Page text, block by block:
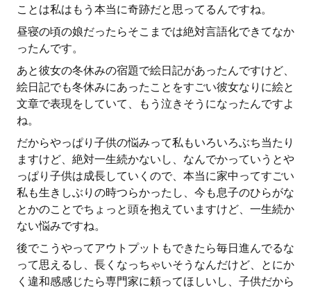
ことは私はもう本当に奇跡だと思ってるんですね。
昼寝の頃の娘だったらそこまでは絶対言語化できてなか
ったんです。
あと彼女の冬休みの宿題で絵日記があったんですけど、
絵日記でも冬休みにあったことをすごい彼女なりに絵と
文章で表現をしていて、もう泣きそうになったんですよ
ね。
だからやっぱり子供の悩みって私もいろいろぶち当たり
ますけど、絶対一生続かないし、なんでかっていうとや
っぱり子供は成長していくので、本当に家中ってすごい
私も生きしぶりの時つらかったし、今も息子のひらがな
とかのことでちょっと頭を抱えていますけど、一生続か
ない悩みですね。
後でこうやってアウトプットもできたら毎日進んでるな
って思えるし、長くなっちゃいそうなんだけど、とにか
く違和感感じたら専門家に頼ってほしいし、子供だから